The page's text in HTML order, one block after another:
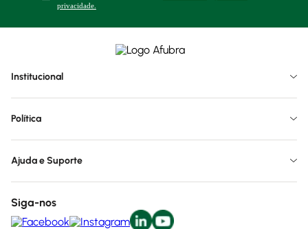
privacidade.
Institucional
Política
Ajuda e Suporte
Siga-nos